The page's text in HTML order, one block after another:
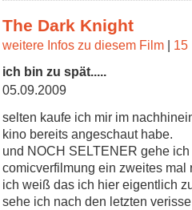
The Dark Knight
weitere Infos zu diesem Film | 15
ich bin zu spät.....
05.09.2009
selten kaufe ich mir im
kino bereits angeschaut habe.
und NOCH SELTENER gehe
comicverfilmung ein zweites mal
ich weiß das ich hier eigentlich
sehe ich nach den letzten